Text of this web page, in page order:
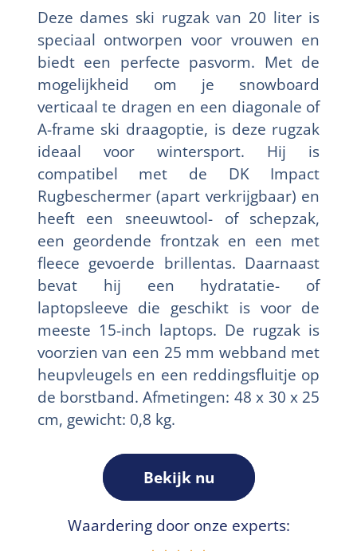
Deze dames ski rugzak van 20 liter is
speciaal ontworpen voor vrouwen en
biedt een perfecte pasvorm. Met de
mogelijkheid om je snowboard
verticaal te dragen en een diagonale of
A-frame ski draagoptie, is deze rugzak
ideaal voor wintersport. Hij is
compatibel met de DK Impact
Rugbeschermer (apart verkrijgbaar) en
heeft een sneeuwtool- of schepzak,
een geordende frontzak en een met
fleece gevoerde brillentas. Daarnaast
bevat hij een hydratatie- of
laptopsleeve die geschikt is voor de
meeste 15-inch laptops. De rugzak is
voorzien van een 25 mm webband met
heupvleugels en een reddingsfluitje op
de borstband. Afmetingen: 48 x 30 x 25
cm, gewicht: 0,8 kg.
Bekijk nu
Waardering door onze experts: